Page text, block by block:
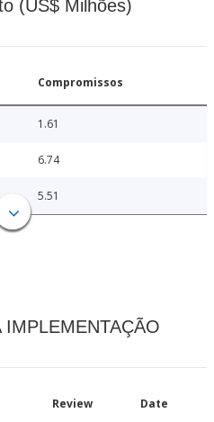
(US$ Milhões)
Compromissos
1.61
6.74
5.51
Review Date